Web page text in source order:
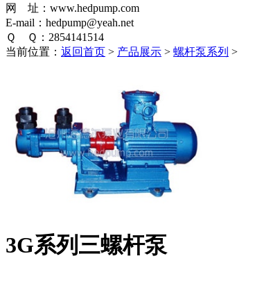
网 址：www.hedpump.com
E-mail：hedpump@yeah.net
Ｑ Ｑ：2854141514
当前位置： 返回首页 > 产品展示 > 螺杆泵系列 >
3G系列三螺杆泵